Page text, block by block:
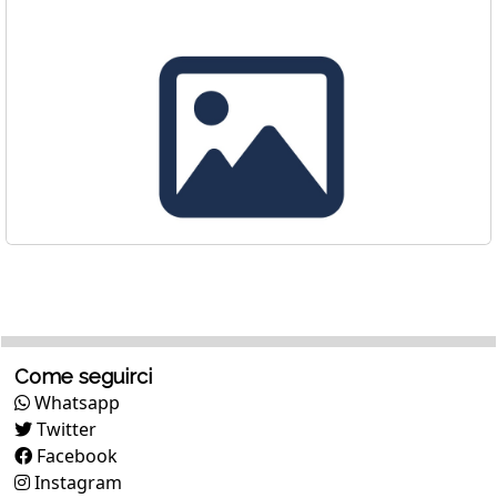
Come seguirci
Whatsapp
Twitter
Facebook
Instagram